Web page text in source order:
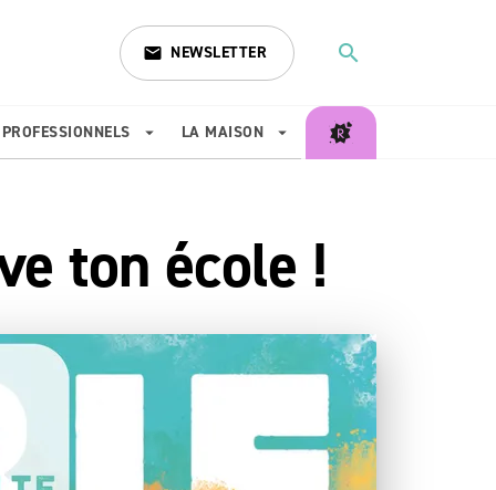
email NEWSLETTER search
PROFESSIONNELS arrow_drop_down LA MAISON arrow_drop_down
search
ton école !